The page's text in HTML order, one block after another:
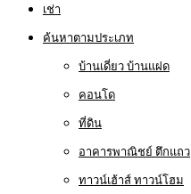
เช่า
ค้นหาตามประเภท
บ้านเดี่ยว บ้านแฝด
คอนโด
ที่ดิน
อาคารพาณิชย์ ตึกแถว
ทาวน์เฮ้าส์ ทาวน์โฮม